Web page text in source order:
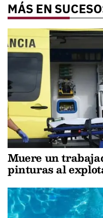
MÁS EN
Muere un
pinturas al